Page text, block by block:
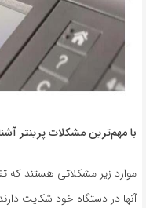
با مهم‌ترین مشکلات پرینتر
موارد زیر مشکلاتی هستند که
آنها در دستگاه خود شکایت